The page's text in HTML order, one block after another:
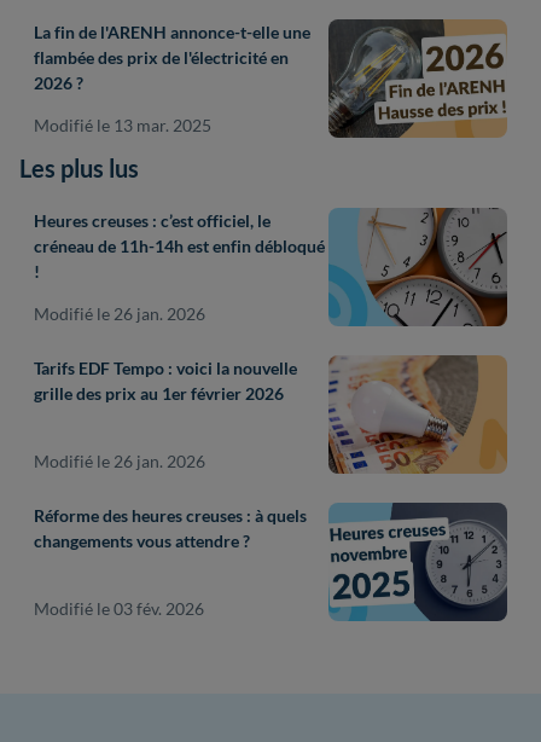
La fin de l'ARENH annonce-t-elle une
flambée des prix de l'électricité en
2026 ?
Modifié le 13 mar. 2025
Les plus lus
Heures creuses : c’est officiel, le
créneau de 11h-14h est enfin débloqué
!
Modifié le 26 jan. 2026
Tarifs EDF Tempo : voici la nouvelle
grille des prix au 1er février 2026
Modifié le 26 jan. 2026
Réforme des heures creuses : à quels
changements vous attendre ?
Modifié le 03 fév. 2026